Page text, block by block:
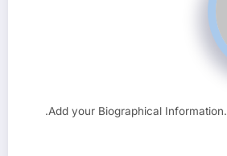
Add your Biographical Information.